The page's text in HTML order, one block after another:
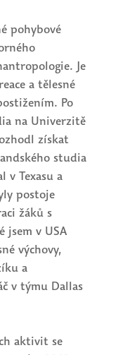
pohybové
Je
a tělesné
Po
na Univerzitě
získat
studia
v Texasu a
postoje
žáků s
jsem v USA
výchovy,
a
v týmu Dallas
aktivit se